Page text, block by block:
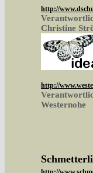
http://
Christine
http://
Westernohe